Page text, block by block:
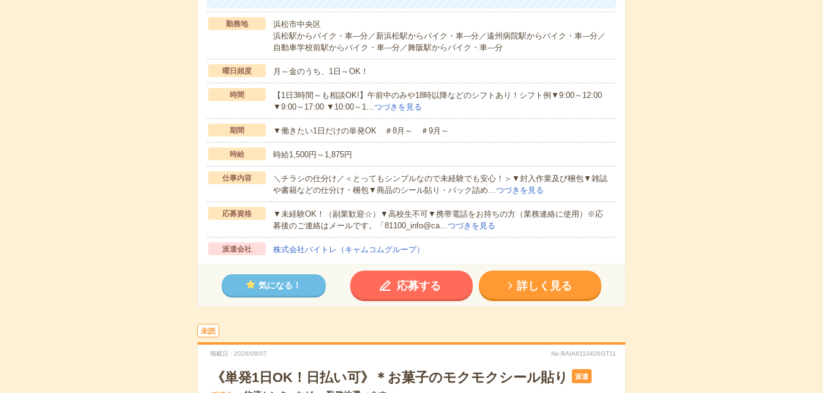
勤務地
浜松市中央区
浜松駅からバイク・車---分／新浜松駅からバイク・車---分／遠州病院駅からバイク・車---分／
自動車学校前駅からバイク・車---分／舞阪駅からバイク・車---分
曜日頻度 月～金のうち、1日～OK！
時間
【1日3時間～も相談OK!】午前中のみや18時以降などのシフトあり！シフト例▼9:00～12:00
▼9:00～17:00 ▼10:00～1…つづきを見る
期間 ▼働きたい1日だけの単発OK ＃8月～ ＃9月～
時給 時給1,500円～1,875円
仕事内容
＼チラシの仕分け／＜とってもシンプルなので未経験でも安心！＞▼封入作業及び梱包▼雑誌
や書籍などの仕分け・梱包▼商品のシール貼り・パック詰め…つづきを見る
応募資格
▼未経験OK！（副業歓迎☆）▼高校生不可▼携帯電話をお持ちの方（業務連絡に使用）※応
募後のご連絡はメールです。「81100_info@ca…つづきを見る
派遣会社 株式会社バイトレ（キャムコムグループ）
気になる！ 応募する 詳しく見る
未読
掲載日 2026/08/07 No.BAIA8110426GT11
《単発1日OK！日払い可》＊お菓子のモクモクシール貼り 派遣